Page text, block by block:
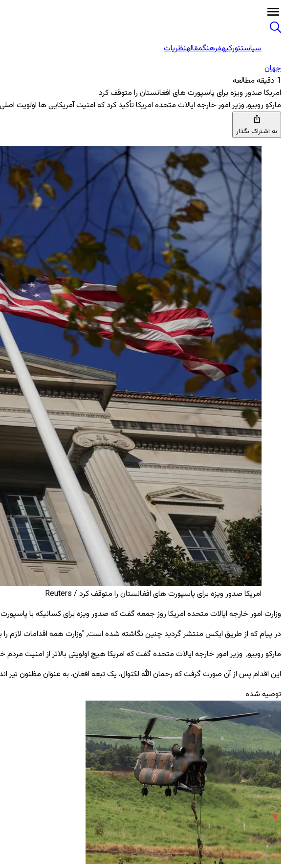
سیاستتورکیهفرهنگمقالهنظریات
جهان
1 دقیقه مطالعه
امریکا صدور ویزه برای پاسپورت های افغانستان را متوقف کرد
مارکو روبیو, وزیر امور خارجه ایالات متحده امریکا تأکید کرد که امنیت آمریکایی ‌ها اولویت
به اشتراک بگذار
امریکا صدور ویزه برای پاسپورت های افغانستان را متوقف کرد / Reuters
وزارت امور خارجه ایالات متحده امریکا روز جمعه گفت که صدور ویزه برای کسانیکه با
در پیام که از طریق ایکس منتشر گردید چنین نگاشته شده است, "وزارت همه اقدامات لازم را
مارکو روبیو, وزیر امور خارجه ایالات متحده گفت که امریکا هیچ اولویتی بالاتر از امنیت مردم
این اقدام پس از آن صورت گرفت که رحمان ‌الله لکنوال، یک تبعه افغان، به عنوان مظنون
توصیه شده